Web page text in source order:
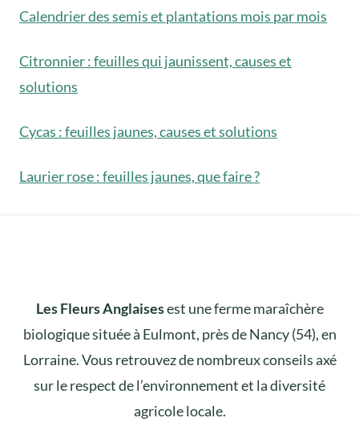
Calendrier des semis et plantations mois par mois
Citronnier : feuilles qui jaunissent, causes et
solutions
Cycas : feuilles jaunes, causes et solutions
Laurier rose : feuilles jaunes, que faire ?
Les Fleurs Anglaisesest une ferme maraîchère
biologique située à Eulmont, près de Nancy (54), en
Lorraine. Vous retrouvez de nombreux conseils axé
sur le respect de l’environnement et la diversité
agricole locale.